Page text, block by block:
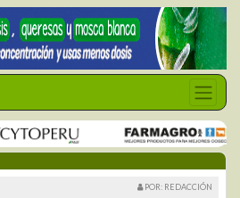
POR: REDACCIÓN